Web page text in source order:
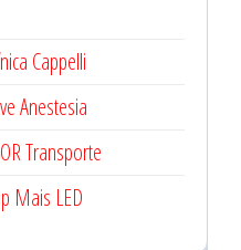
Cappelli
Anestesia
Transporte
Mais LED